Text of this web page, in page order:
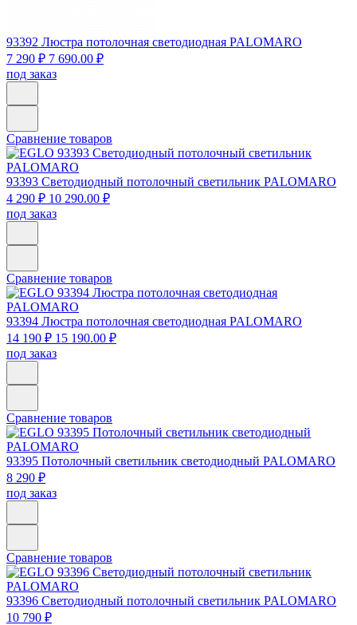
93392 Люстра потолочная светодиодная PALOMARO
7 290 ₽ 7 690.00 ₽
под заказ
Сравнение товаров
93393 Светодиодный потолочный светильник PALOMARO
4 290 ₽ 10 290.00 ₽
под заказ
Сравнение товаров
93394 Люстра потолочная светодиодная PALOMARO
14 190 ₽ 15 190.00 ₽
под заказ
Сравнение товаров
93395 Потолочный светильник светодиодный PALOMARO
8 290 ₽
под заказ
Сравнение товаров
93396 Светодиодный потолочный светильник PALOMARO
10 790 ₽